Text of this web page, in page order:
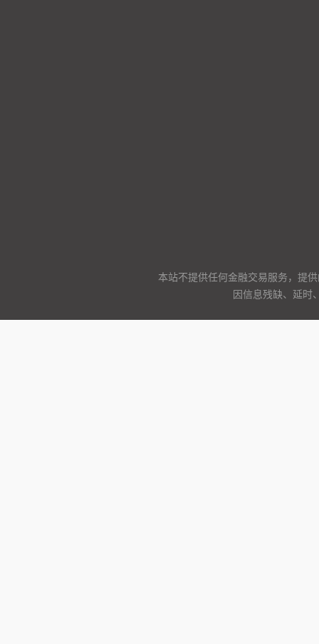
本站不提供任何金融交易服务，提
因信息残缺、延时